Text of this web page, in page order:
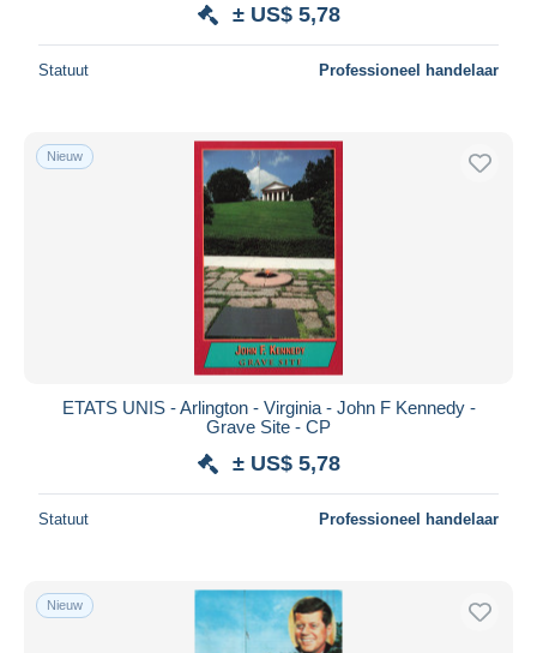
± US$ 5,78
Statuut Professioneel handelaar
Nieuw
ETATS UNIS - Arlington - Virginia - John F Kennedy -
Grave Site - CP
± US$ 5,78
Statuut Professioneel handelaar
Nieuw